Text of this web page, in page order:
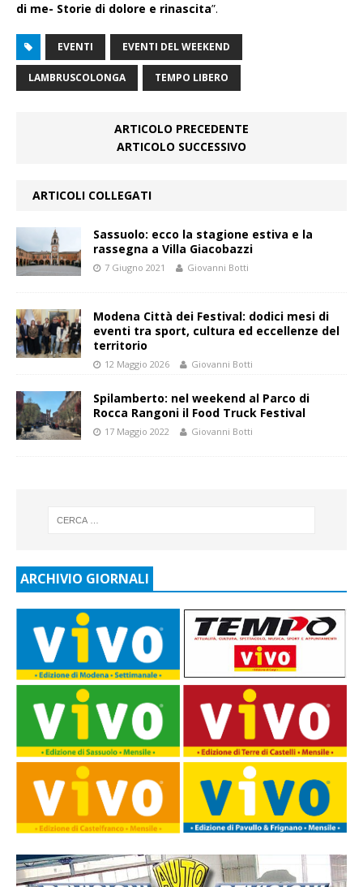
di me- Storie di dolore e rinascita”.
EVENTI EVENTI DEL WEEKEND
LAMBRUSCOLONGA TEMPO LIBERO
ARTICOLO PRECEDENTE
ARTICOLO SUCCESSIVO
ARTICOLI COLLEGATI
Sassuolo: ecco la stagione estiva e la
rassegna a Villa Giacobazzi
7 Giugno 2021 Giovanni Botti
Modena Città dei Festival: dodici mesi di
eventi tra sport, cultura ed eccellenze del
territorio
12 Maggio 2026 Giovanni Botti
Spilamberto: nel weekend al Parco di
Rocca Rangoni il Food Truck Festival
17 Maggio 2022 Giovanni Botti
ARCHIVIO GIORNALI